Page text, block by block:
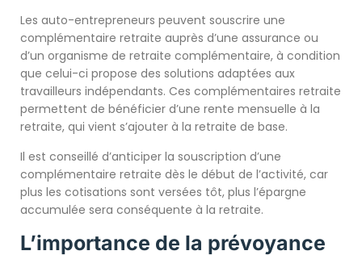
Les auto-entrepreneurs peuvent souscrire une
complémentaire retraite auprès d’une assurance ou
d’un organisme de retraite complémentaire, à condition
que celui-ci propose des solutions adaptées aux
travailleurs indépendants. Ces complémentaires retraite
permettent de bénéficier d’une rente mensuelle à la
retraite, qui vient s’ajouter à la retraite de base.
Il est conseillé d’anticiper la souscription d’une
complémentaire retraite dès le début de l’activité, car
plus les cotisations sont versées tôt, plus l’épargne
accumulée sera conséquente à la retraite.
L’importance de la prévoyance